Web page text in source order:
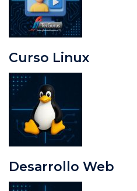
Curso Linux
Desarrollo Web